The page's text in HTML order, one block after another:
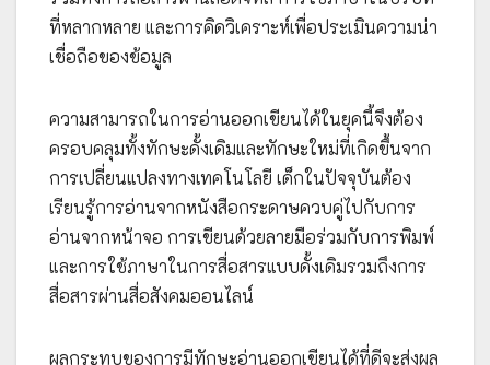
ที่หลากหลาย และการคิดวิเคราะห์เพื่อประเมินความน่า
เชื่อถือของข้อมูล
ความสามารถในการอ่านออกเขียนได้ในยุคนี้จึงต้อง
ครอบคลุมทั้งทักษะดั้งเดิมและทักษะใหม่ที่เกิดขึ้นจาก
การเปลี่ยนแปลงทางเทคโนโลยี เด็กในปัจจุบันต้อง
เรียนรู้การอ่านจากหนังสือกระดาษควบคู่ไปกับการ
อ่านจากหน้าจอ การเขียนด้วยลายมือร่วมกับการพิมพ์
และการใช้ภาษาในการสื่อสารแบบดั้งเดิมรวมถึงการ
สื่อสารผ่านสื่อสังคมออนไลน์
ผลกระทบของการมีทักษะอ่านออกเขียนได้ที่ดีจะส่งผล